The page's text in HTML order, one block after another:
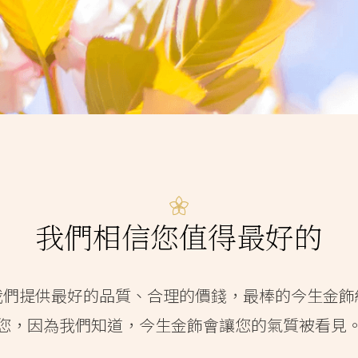
我們相信您值得最好的
提供最好的品質、合理的價錢，最棒的今生金
，因為我們知道，今生金飾會讓您的氣質被看見